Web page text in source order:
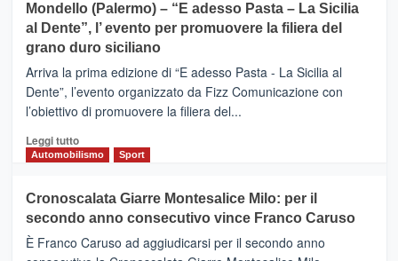
e
messaggi
di
CASTIGLIONE
DI
SICILIA
(Ct)
–
Il
Borgo
Gusto,
il
tra
sapori
vicoli
Mondello (Palermo) – “E adesso Pasta – La Sicilia
al Dente”, l’ evento per promuovere la filiera del
grano duro siciliano
Arriva la prima edizione di “E adesso Pasta - La Sicilia al
Dente”, l’evento organizzato da Fizz Comunicazione con
l’obiettivo di promuovere la filiera del...
Leggi tuttoLeggi
di
Mondello
(Palermo)
–
“E
Automobilismo Sport
Cronoscalata Giarre Montesalice Milo: per il
secondo anno consecutivo vince Franco Caruso
È Franco Caruso ad aggiudicarsi per il secondo anno